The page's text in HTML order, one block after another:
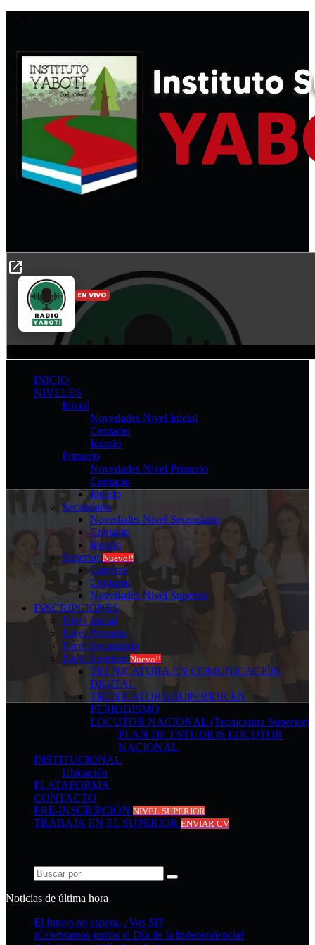
INICIO
NIVELES
Inicial
Novedades Nivel Inicial
Contacto
Ideario
Primario
Novedades Nivel Primario
Contacto
Ideario
Secundario
Novedades Nivel Secundario
Contacto
Ideario
Superior Nuevo!!
Carreras
Contacto
Novedades Nivel Superior
INSCRIPCIONES
Nivel Inicial
Nivel Primario
Nivel Secundario
Nivel Superior Nuevo!!
TECNICATURA EN COMUNICACIÓN
DIGITAL
TECNICATURA SUPERIOR EN
PERIODISMO
LOCUTOR NACIONAL (Tecnicatura Superior)
PLAN DE ESTUDIOS LOCUTOR
NACIONAL
INSTITUCIONAL
Ubicación
PLATAFORMA
CONTACTO
PRE-INSCRIPCIÓN NIVEL SUPERIOR
TRABAJA EN EL SUPERIOR ENVIAR CV
al
azar
Buscar
Noticias de última hora
El futuro no espera. ¿Vos SI?
¡Celebramos juntos el Día de la Independencia!